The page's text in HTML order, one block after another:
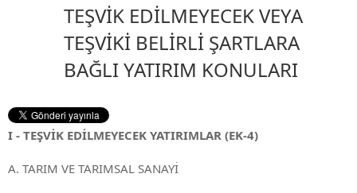
TEŞVİK EDİLMEYECEK VEYA
TEŞVİKİ BELİRLİ ŞARTLARA
BAĞLI YATIRIM KONULARI
I - TEŞVİK EDİLMEYECEK YATIRIMLAR (EK-4)
A. TARIM VE TARIMSAL SANAYİ